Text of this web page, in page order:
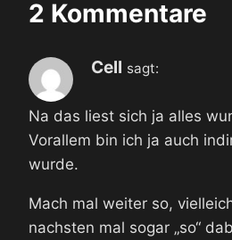
2 Kommentare
Cell sagt:
Na das liest sich ja alles
Vorallem bin ich ja auch
wurde.
Mach mal weiter so,
nachsten mal sogar „so“